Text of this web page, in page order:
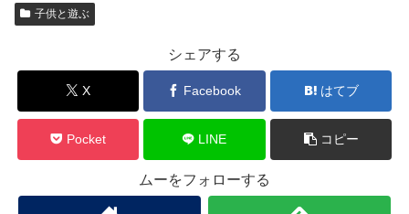
子供と遊ぶ
シェアする
X Facebook はてブ
Pocket LINE コピー
ムーをフォローする